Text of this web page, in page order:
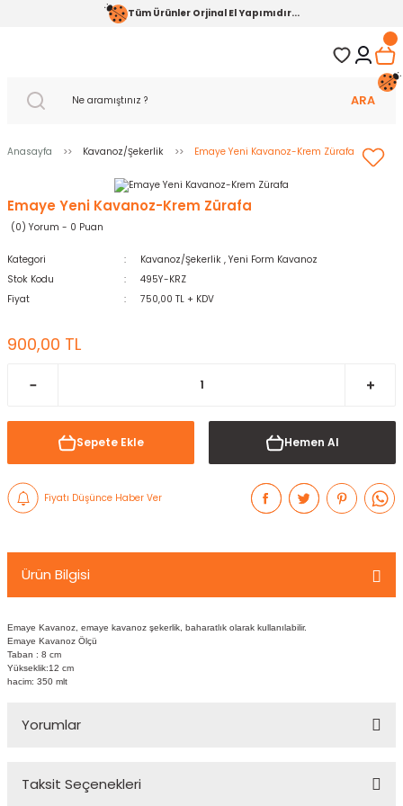
Tüm Ürünler Orjinal El Yapımıdır...
ARA
Anasayfa Kavanoz/Şekerlik Emaye Yeni Kavanoz-Krem Zürafa
Emaye Yeni Kavanoz-Krem Zürafa
(0) Yorum - 0 Puan
Kategori Kavanoz/Şekerlik , Yeni Form Kavanoz
Stok Kodu
495Y-KRZ
Fiyat
750,00 TL + KDV
900,00 TL
Sepete Ekle Hemen Al
Fiyatı Düşünce Haber Ver
Ürün Bilgisi
Emaye Kavanoz, emaye kavanoz şekerlik, baharatlık olarak kullanılabilir.
Emaye Kavanoz Ölçü
Taban : 8 cm
Yükseklik:12 cm
hacim: 350 mlt
Yorumlar
Taksit Seçenekleri